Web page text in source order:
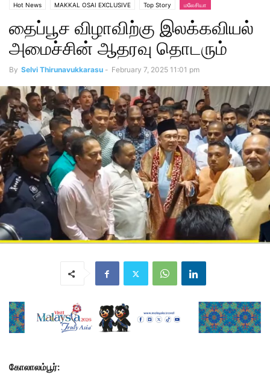
Hot News MAKKAL OSAI EXCLUSIVE Top Story மலேசியா
தைப்பூச விழாவிற்கு இலக்கவியல்
அமைச்சின் ஆதரவு தொடரும்
By Selvi Thirunavukkarasu - February 7, 2025 11:01 pm
கோலாலம்பூர்: